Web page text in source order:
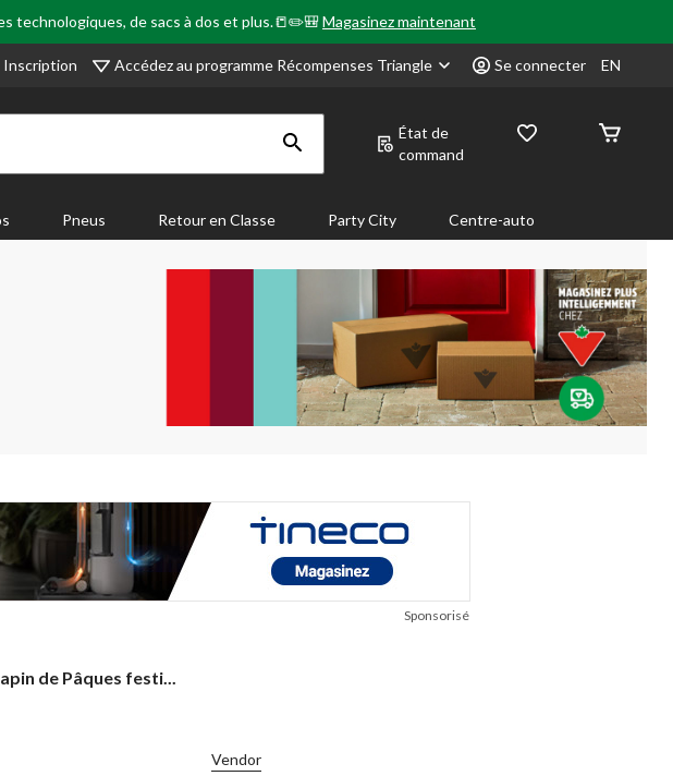
technologiques, de sacs à dos et plus.📒✏️🎒Magasinez maintenant
Inscription Accédez au programme Récompenses Triangle Se connecter EN
État de
command
Pneus Retour en Classe Party City Centre-auto
Sponsorisé
de Pâques festi...
Vendor